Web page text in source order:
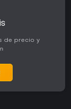
de precio y